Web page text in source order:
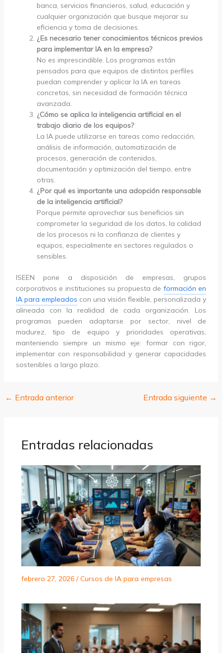
banca, servicios financieros, salud, educación y
cualquier organización que busque mejorar su
eficiencia y toma de decisiones.
¿Es necesario tener conocimientos técnicos previos
para implementar IA en la empresa?
No es imprescindible. Los programas están
pensados para que equipos de distintos perfiles
puedan comprender y aplicar la IA en tareas
concretas, sin necesidad de formación técnica
avanzada.
¿Cómo se aplica la inteligencia artificial en el
trabajo diario de los equipos?
La IA puede utilizarse en tareas como redacción,
análisis de información, automatización de
procesos, generación de contenidos,
documentación y optimización del tiempo, entre
otras.
¿Por qué es importante una adopción responsable
de la inteligencia artificial?
Porque permite aprovechar sus beneficios sin
comprometer la seguridad de los datos, la calidad
de los procesos ni la confianza de clientes y
equipos, especialmente en sectores regulados o
sensibles.
ISEEN pone a disposición de empresas, grupos
corporativos e instituciones su propuesta de formación en
IA para empleados con una visión flexible, personalizada y
alineada con la realidad de cada organización. Los
programas pueden adaptarse por sector, nivel de
madurez, tipo de equipo y prioridades operativas,
manteniendo siempre un mismo eje: formar con rigor,
implementar con responsabilidad y generar capacidades
sostenibles a largo plazo.
← Entrada anterior Entrada siguiente →
Entradas relacionadas
febrero 27, 2026 /Cursos de IA para empresas